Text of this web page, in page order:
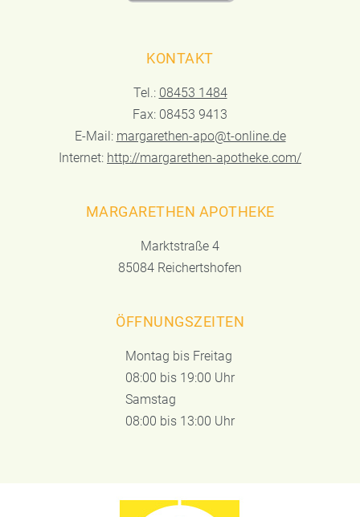
KONTAKT
Tel.: 08453 1484
Fax: 08453 9413
E-Mail: margarethen-apo@t-online.de
Internet: http://margarethen-apotheke.com/
MARGARETHEN APOTHEKE
Marktstraße 4
85084 Reichertshofen
ÖFFNUNGSZEITEN
Montag bis Freitag
08:00 bis 19:00 Uhr
Samstag
08:00 bis 13:00 Uhr